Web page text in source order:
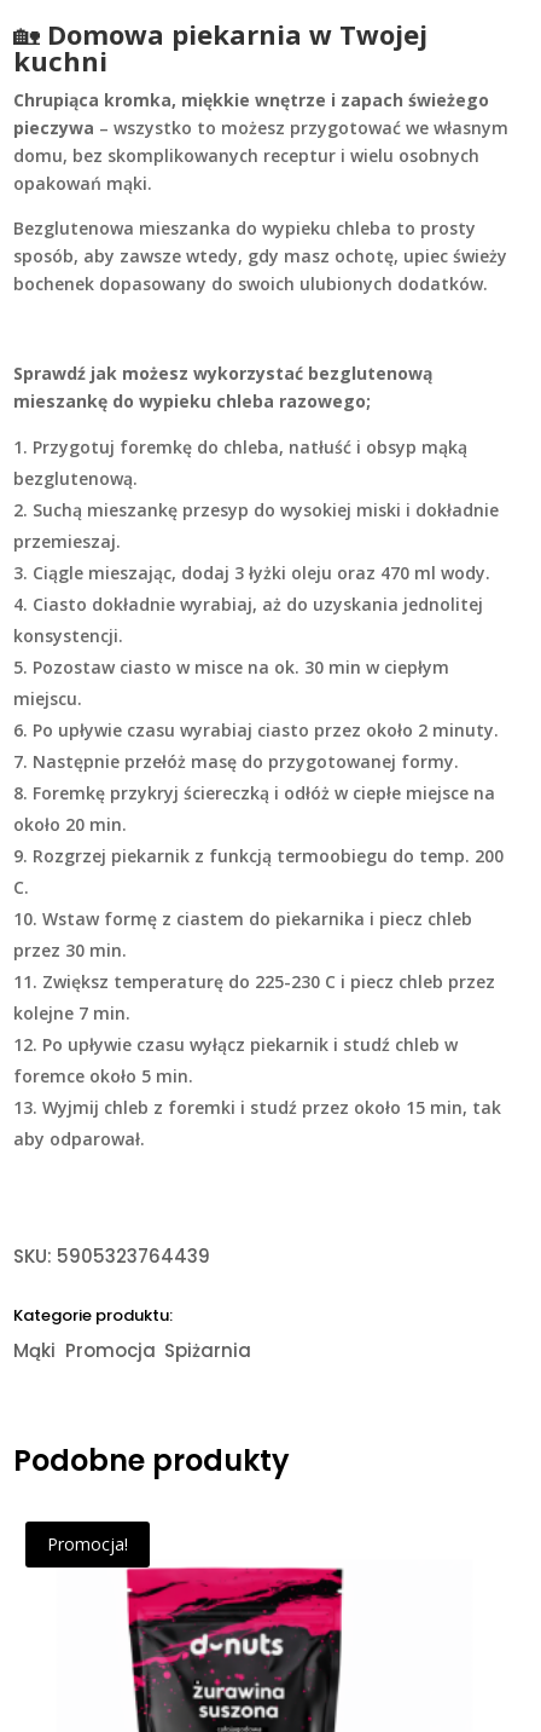
🏡 Domowa piekarnia w Twojej
kuchni
Chrupiąca kromka, miękkie wnętrze i zapach świeżego
pieczywa – wszystko to możesz przygotować we własnym
domu, bez skomplikowanych receptur i wielu osobnych
opakowań mąki.
Bezglutenowa mieszanka do wypieku chleba to prosty
sposób, aby zawsze wtedy, gdy masz ochotę, upiec świeży
bochenek dopasowany do swoich ulubionych dodatków.
Sprawdź jak możesz wykorzystać bezglutenową
mieszankę do wypieku chleba razowego;
Przygotuj foremkę do chleba, natłuść i obsyp mąką
bezglutenową.
Suchą mieszankę przesyp do wysokiej miski i dokładnie
przemieszaj.
Ciągle mieszając, dodaj 3 łyżki oleju oraz 470 ml wody.
Ciasto dokładnie wyrabiaj, aż do uzyskania jednolitej
konsystencji.
Pozostaw ciasto w misce na ok. 30 min w ciepłym
miejscu.
Po upływie czasu wyrabiaj ciasto przez około 2 minuty.
Następnie przełóż masę do przygotowanej formy.
Foremkę przykryj ściereczką i odłóż w ciepłe miejsce na
około 20 min.
Rozgrzej piekarnik z funkcją termoobiegu do temp. 200
C.
Wstaw formę z ciastem do piekarnika i piecz chleb
przez 30 min.
Zwiększ temperaturę do 225-230 C i piecz chleb przez
kolejne 7 min.
Po upływie czasu wyłącz piekarnik i studź chleb w
foremce około 5 min.
Wyjmij chleb z foremki i studź przez około 15 min, tak
aby odparował.
SKU: 5905323764439
Kategorie produktu:
Mąki Promocja Spiżarnia
Podobne produkty
Promocja!